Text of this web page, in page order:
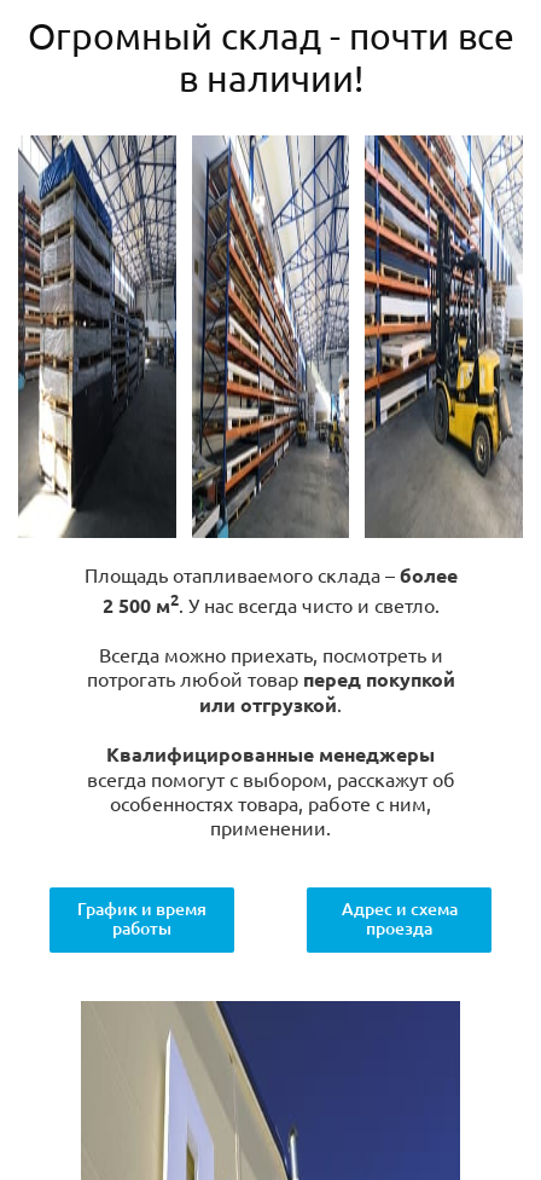
Огромный склад - почти все
в наличии!
Площадь отапливаемого склада – более
2 500 м2. У нас всегда чисто и светло.
Всегда можно приехать, посмотреть и
потрогать любой товар перед покупкой
или отгрузкой.
Квалифицированные менеджеры
всегда помогут с выбором, расскажут об
особенностях товара, работе с ним,
применении.
График и время
работы
Адрес и схема
проезда